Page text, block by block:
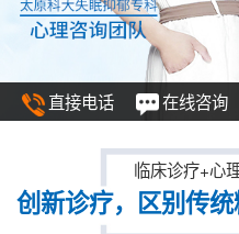
直接电话 在线咨询
临床诊疗+心
创新诊疗，区别传